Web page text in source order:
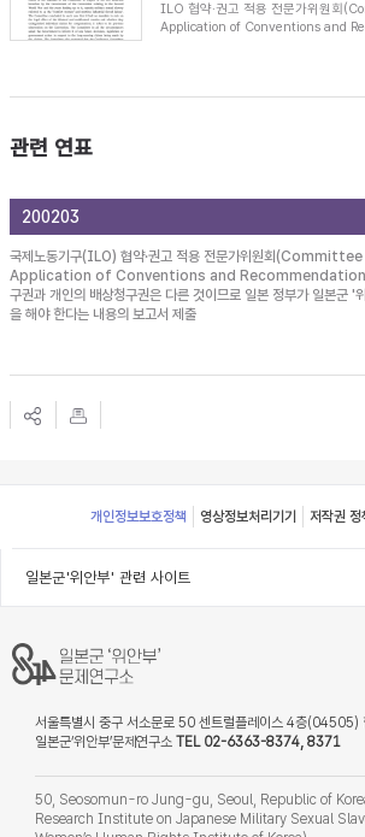
ILO 협약·권고 적용 전문가위원회
Application of Conventions and
관련 연표
200203
국제노동기구(ILO) 협약·권고 적용 전문가위원회
Application of Conventions and Recommendations,
구권과 개인의 배상청구권은 다른 것이므로 일본 정부가 일본군 '
을 해야 한다는 내용의 보고서 제출
Footer
개인정보보호정책 영상정보처리기기 저작권 정
일본군'위안부' 관련 사이트
서울특별시 중구 서소문로 50 센트럴플레이스 4층(04505)
일본군‘위안부’문제연구소 TEL 02-6363-8374, 8371
50, Seosomun-ro Jung-gu, Seoul, Republic of
Research Institute on Japanese Military Sexual